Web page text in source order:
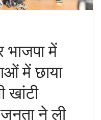
भाजपा में
में छाया
खांटी
ने ली